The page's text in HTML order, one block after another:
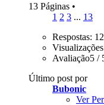
13 Páginas •
1 2 3 ... 13
Respostas:
Avaliação5 /
Último post por
Bubonic
Ver